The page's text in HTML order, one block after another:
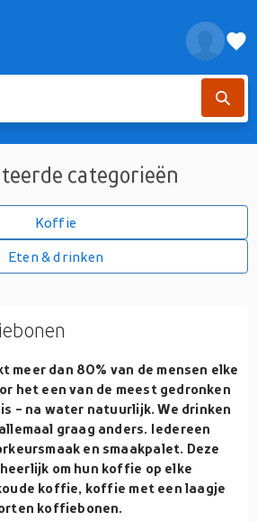
categorieën
Koffie
Eten & drinken
meer dan 80% van de mensen elke
het een van de meest gedronken
- na water natuurlijk. We drinken
graag anders. Iedereen
en smaakpalet. Deze
om hun koffie op elke
koffie, koffie met een laagje
koffiebonen.